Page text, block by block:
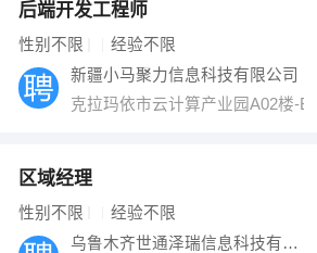
后端开发工程师
性别不限 经验不限
新疆小马聚力信息科技有限公司
克拉玛依市云计算产业园A02楼-B2
区域经理
性别不限 经验不限
乌鲁木齐世通泽瑞信息科技有限公司